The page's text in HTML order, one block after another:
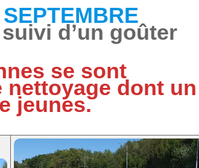
suivi d’un goûter
se sont
dont un
jeunes.